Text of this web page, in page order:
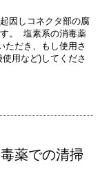
因しコネクタ部の腐
。 塩素系の消毒薬
ただき、もし使用さ
用など)してくださ
薬での清掃